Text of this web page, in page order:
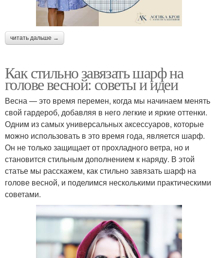
читать дальше →
Как стильно завязать шарф на
голове весной: советы и идеи
Весна — это время перемен, когда мы начинаем менять
свой гардероб, добавляя в него легкие и яркие оттенки.
Одним из самых универсальных аксессуаров, которые
можно использовать в это время года, является шарф.
Он не только защищает от прохладного ветра, но и
становится стильным дополнением к наряду. В этой
статье мы расскажем, как стильно завязать шарф на
голове весной, и поделимся несколькими практическими
советами.